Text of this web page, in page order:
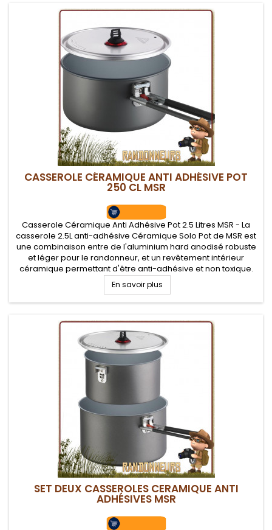
CASSEROLE CÉRAMIQUE ANTI ADHÉSIVE POT
250 CL MSR
Casserole Céramique Anti Adhésive Pot 2.5 Litres MSR - La
casserole 2.5L anti-adhésive Céramique Solo Pot de MSR est
une combinaison entre de l'aluminium hard anodisé robuste
et léger pour le randonneur, et un revêtement intérieur
céramique permettant d'être anti-adhésive et non toxique.
Couvercle passoire en aluminium avec poignée
En savoir plus
SET DEUX CASSEROLES CERAMIQUE ANTI
ADHÉSIVES MSR